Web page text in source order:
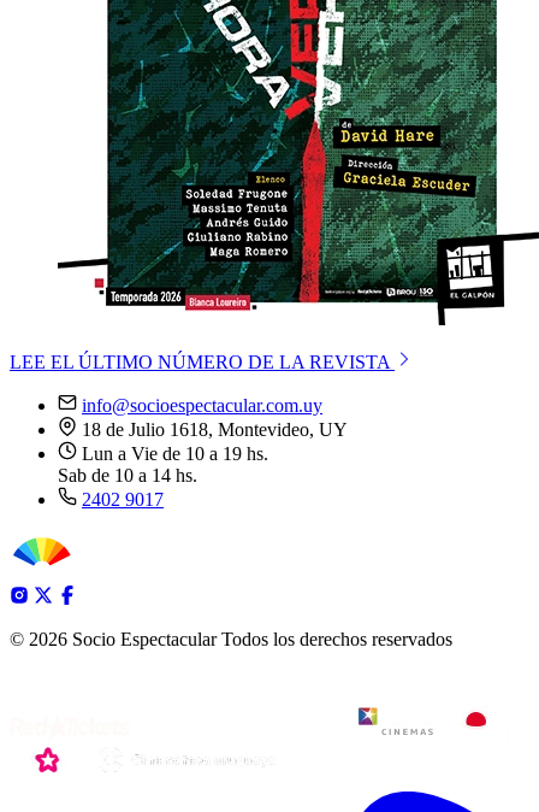
LEE EL ÚLTIMO NÚMERO DE LA REVISTA
info@socioespectacular.com.uy
18 de Julio 1618, Montevideo, UY
Lun a Vie de 10 a 19 hs.
Sab de 10 a 14 hs.
2402 9017
© 2026 Socio Espectacular Todos los derechos reservados